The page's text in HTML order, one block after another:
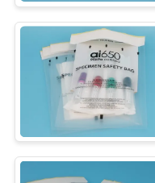
BIZE
ULAŞIN
TEKLIF
ISTEĞI